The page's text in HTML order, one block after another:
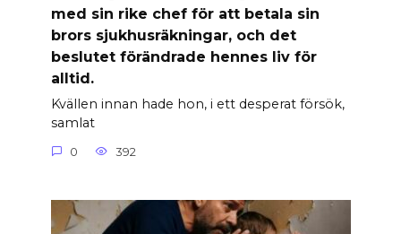
med sin rike chef för att betala sin
brors sjukhusräkningar, och det
beslutet förändrade hennes liv för
alltid.
Kvällen innan hade hon, i ett desperat försök,
samlat
0 392